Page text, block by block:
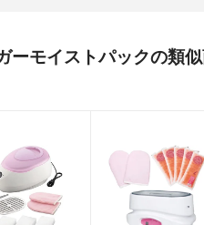
モイストパックの類